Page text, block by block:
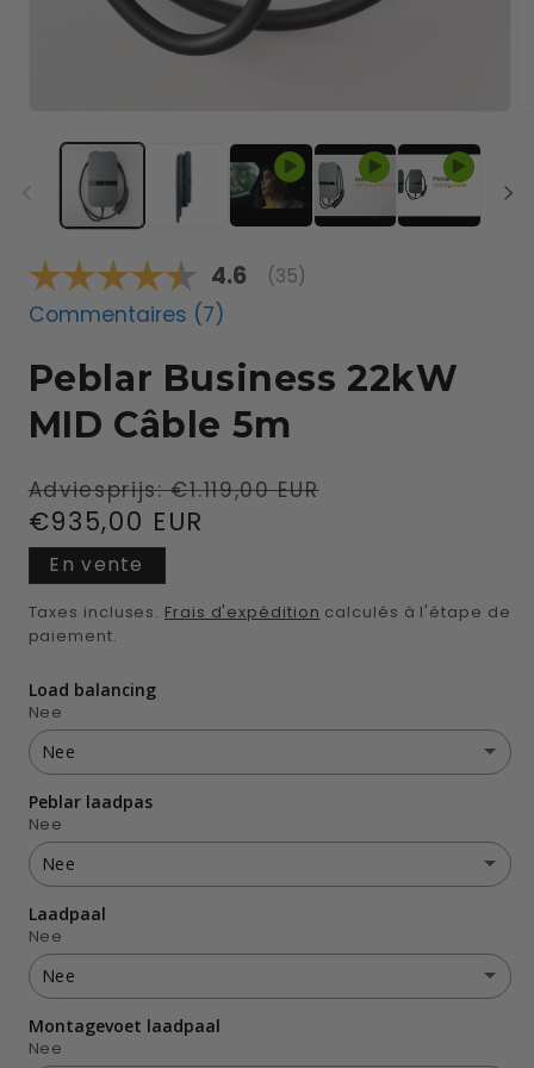
Note moyenne:
4.6 (votes:
35)
Commentaires (7)
Peblar Business 22kW
MID Câble 5m
Prix
habituel
Adviesprijs:€1.119,00 EUR
€935,00 EUR
En vente
Taxes incluses. Frais d'expédition calculés à l'étape de
paiement.
Load balancing
Nee
Nee
Nee
(+ €43,00 EUR)
Peblar laadpas
Nee
Nee
Nee
(+ €15,00 EUR)
Ja 2 stuks
Laadpaal
Nee
Nee
Nee
Montagevoet laadpaal
Nee